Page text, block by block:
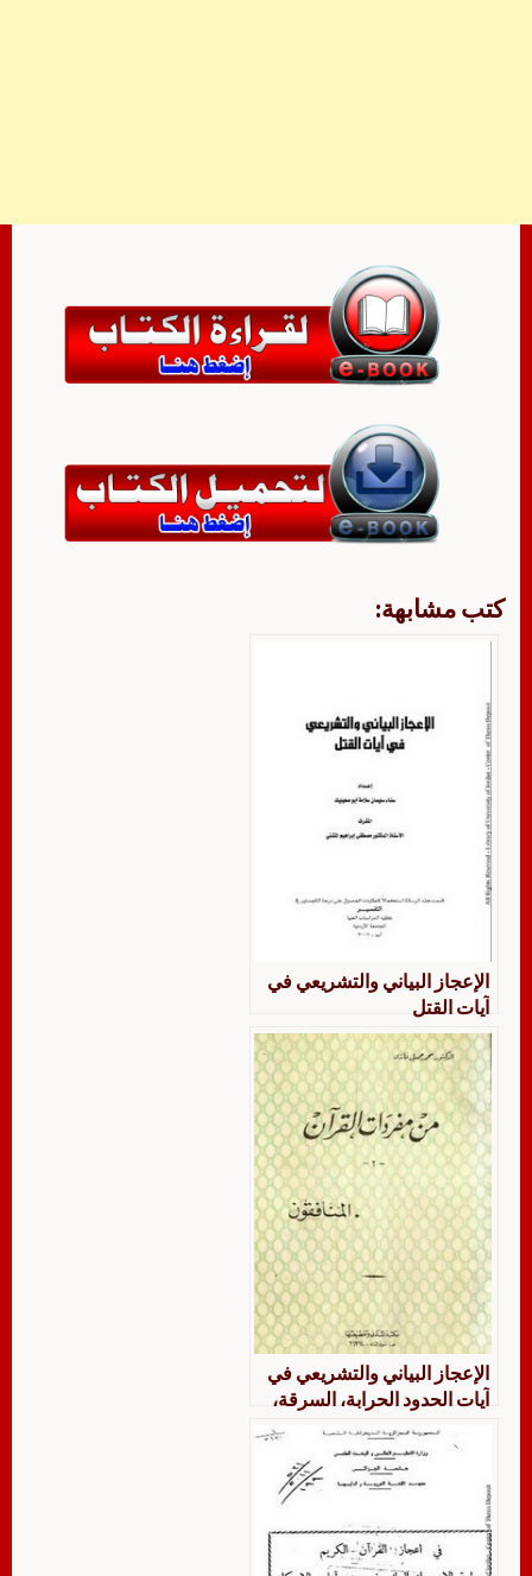
كتب مشابهة:
الإعجاز البياني والتشريعي في
آيات القتل
الإعجاز البياني والتشريعي في
آيات الحدود الحرابة، السرقة،
الزنا، القذف، اللعان